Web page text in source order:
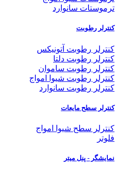
ترموستات سانوارد
کنترلر رطوبت
کنترلر رطوبت آتونیکس
کنترلر رطوبت دلتا
کنترلر رطوبت ساموان
کنترلر رطوبت شیوا امواج
کنترلر رطوبت سانوارد
کنترلر سطح مایعات
کنترلر سطح شیوا امواج
فلوتر
نمایشگر - پنل میتر